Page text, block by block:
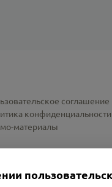
соглашение
конфиденциальности
материалы